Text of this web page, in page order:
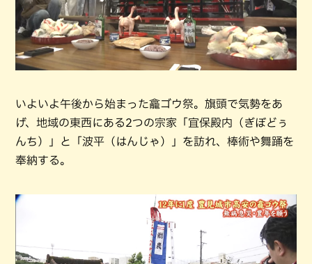
いよいよ午後から始まった龕ゴウ祭。旗頭で気勢をあ
げ、地域の東西にある2つの宗家「宜保殿内（ぎぼどぅ
んち）」と「波平（はんじゃ）」を訪れ、棒術や舞踊を
奉納する。